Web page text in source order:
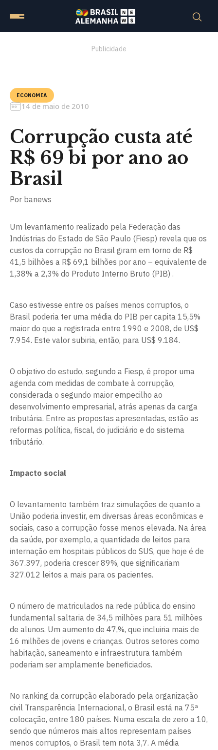
Publicidade
ECONOMIA
14 de maio de 2010
Corrupção custa até
R$ 69 bi por ano ao
Brasil
Por banews
Um levantamento realizado pela Federação das
Indústrias do Estado de São Paulo (Fiesp) revela que os
custos da corrupção no Brasil giram em torno de R$
41,5 bilhões a R$ 69,1 bilhões por ano – equivalente de
1,38% a 2,3% do Produto Interno Bruto (PIB) .
Caso estivesse entre os países menos corruptos, o
Brasil poderia ter uma média do PIB per capita 15,5%
maior do que a registrada entre 1990 e 2008, de US$
7.954. Este valor subiria, então, para US$ 9.184.
O objetivo do estudo, segundo a Fiesp, é propor uma
agenda com medidas de combate à corrupção,
considerada o segundo maior empecilho ao
desenvolvimento empresarial, atrás apenas da carga
tributária. Entre as propostas apresentadas, estão as
reformas política, fiscal, do judiciário e do sistema
tributário.
Impacto social
O levantamento também traz simulações de quanto a
União poderia investir, em diversas áreas econômicas e
sociais, caso a corrupção fosse menos elevada. Na área
da saúde, por exemplo, a quantidade de leitos para
internação em hospitais públicos do SUS, que hoje é de
367.397, poderia crescer 89%, que significariam
327.012 leitos a mais para os pacientes.
O número de matriculados na rede pública do ensino
fundamental saltaria de 34,5 milhões para 51 milhões
de alunos. Um aumento de 47,%, que incluiria mais de
16 milhões de jovens e crianças. Outros setores como
habitação, saneamento e infraestrutura também
poderiam ser amplamente beneficiados.
No ranking da corrupção elaborado pela organização
civil Transparência Internacional, o Brasil está na 75ª
colocação, entre 180 países. Numa escala de zero a 10,
sendo que números mais altos representam países
menos corruptos, o Brasil tem nota 3,7. A média